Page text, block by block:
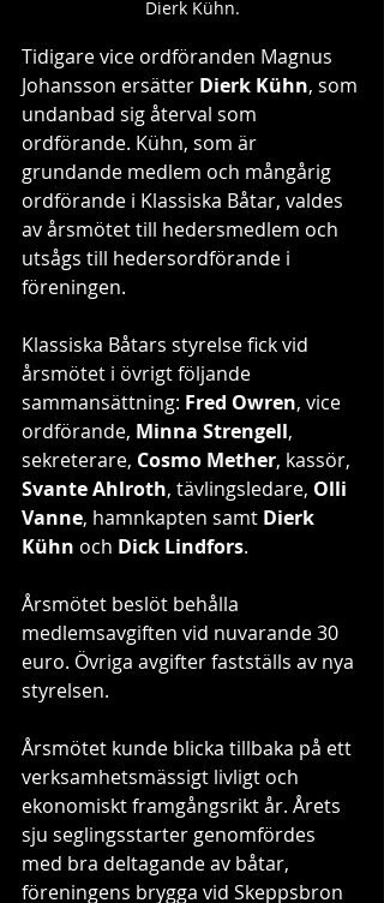
Dierk Kühn.
Tidigare vice ordföranden Magnus
Johansson ersätter Dierk Kühn, som
undanbad sig återval som
ordförande. Kühn, som är
grundande medlem och mångårig
ordförande i Klassiska Båtar, valdes
av årsmötet till hedersmedlem och
utsågs till hedersordförande i
föreningen.
Klassiska Båtars styrelse fick vid
årsmötet i övrigt följande
sammansättning: Fred Owren, vice
ordförande, Minna Strengell,
sekreterare, Cosmo Mether, kassör,
Svante Ahlroth, tävlingsledare, Olli
Vanne, hamnkapten samt Dierk
Kühn och Dick Lindfors.
Årsmötet beslöt behålla
medlemsavgiften vid nuvarande 30
euro. Övriga avgifter fastställs av nya
styrelsen.
Årsmötet kunde blicka tillbaka på ett
verksamhetsmässigt livligt och
ekonomiskt framgångsrikt år. Årets
sju seglingsstarter genomfördes
med bra deltagande av båtar,
föreningens brygga vid Skeppsbron